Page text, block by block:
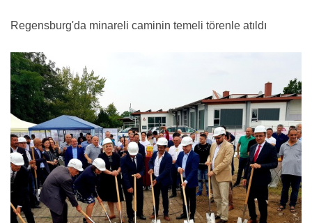
Regensburg'da minareli caminin temeli törenle atıldı